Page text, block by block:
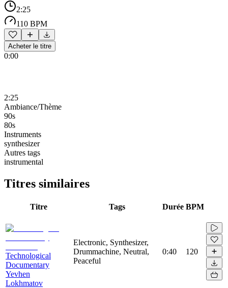
2:25
110 BPM
Acheter le titre
0:00
2:25
Ambiance/Thème
90s
80s
Instruments
synthesizer
Autres tags
instrumental
Titres similaires
Titre Tags Durée BPM
Technological
Documentary
Yevhen
Lokhmatov
Electronic, Synthesizer,
Drummachine, Neutral,
Peaceful
0:40 120